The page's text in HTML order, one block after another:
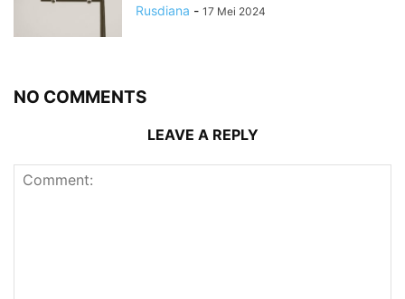
Rusdiana - 17 Mei 2024
NO COMMENTS
LEAVE A REPLY